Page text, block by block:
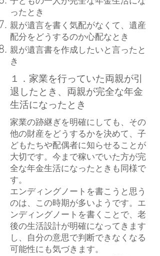
ったとき
親が遺言を書く気配がなくて、遺産
配分をどうするのか心配なとき
親が遺言書を作成したいと言ったと
き
１．家業を行っていた両親が引
退したとき、両親が完全な年金
生活になったとき
家業の跡継ぎを明確にしても、その
他の財産をどうするかを決めて、子
どもたちや配偶者に知らせることが
大切です。今まで稼いでいた方が完
全な年金生活になったときも同様で
す。
エンディングノートを書こうと思う
のは、この時期が多いようです。エ
ンディングノートを書くことで、老
後の生活設計が明確になってきます
し、自分の意思で判断できなくなる
可能性にも気づきます。